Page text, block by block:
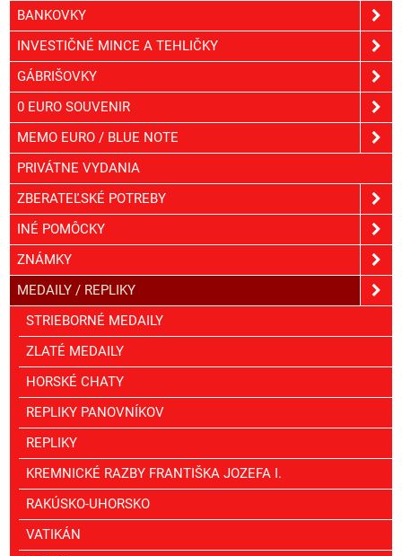
BANKOVKY
INVESTIČNÉ MINCE A TEHLIČKY
GÁBRIŠOVKY
0 EURO SOUVENIR
MEMO EURO / BLUE NOTE
PRIVÁTNE VYDANIA
ZBERATEĽSKÉ POTREBY
INÉ POMÔCKY
ZNÁMKY
MEDAILY / REPLIKY
STRIEBORNÉ MEDAILY
ZLATÉ MEDAILY
HORSKÉ CHATY
REPLIKY PANOVNÍKOV
REPLIKY
KREMNICKÉ RAZBY FRANTIŠKA JOZEFA I.
RAKÚSKO-UHORSKO
VATIKÁN